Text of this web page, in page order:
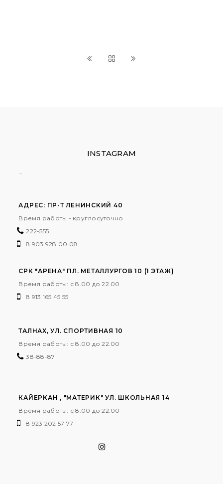
INSTAGRAM
…
АДРЕС: ПР-Т ЛЕНИНСКИЙ 40
Время работы - круглосуточно
222-555
8 903 928 00 08
СРК "АРЕНА" ПЛ. МЕТАЛЛУРГОВ 10 (1 ЭТАЖ)
Время работы: с 8.00 до 22.00
8 913 165 45 55
ТАЛНАХ, УЛ. СПОРТИВНАЯ 10
Время работы: с 8.00 до 22.00
38-88-87
КАЙЕРКАН , "МАТЕРИК" УЛ. ШКОЛЬНАЯ 14
Время работы: с 8.00 до 22.00
8 923 202 57 77